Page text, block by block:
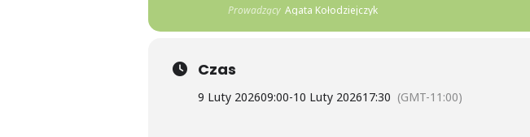
Prowadzący Agata Kołodziejczyk
Czas
9 Luty 202609:00-10 Luty 202617:30 (GMT-11:00)